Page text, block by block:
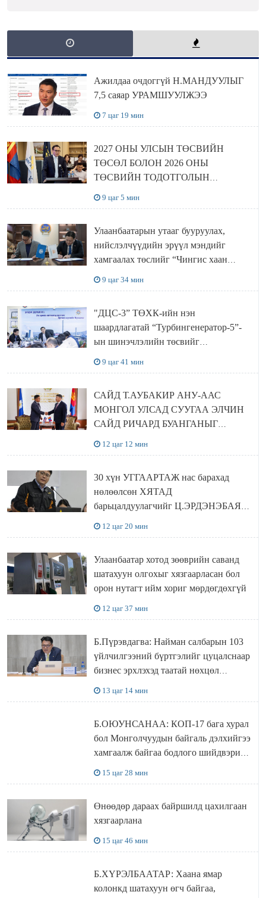
Ажилдаа очдоггүй Н.МАНДУУЛЫГ
7,5 саяар УРАМШУУЛЖЭЭ
7 цаг 19 мин
2027 ОНЫ УЛСЫН ТӨСВИЙН
ТӨСӨЛ БОЛОН 2026 ОНЫ
ТӨСВИЙН ТОДОТГОЛЫН
9 цаг 5 мин
Улаанбаатарын утааг бууруулах,
нийслэлчүүдийн эрүүл мэндийг
хамгаалах төслийг “Чингис хаан
9 цаг 34 мин
"ДЦС-3” ТӨХК-ийн нэн
шаардлагатай “Турбингенератор-5”-
ын шинэчлэлийн төсвийг
9 цаг 41 мин
САЙД Т.АУБАКИР АНУ-ААС
МОНГОЛ УЛСАД СУУГАА ЭЛЧИН
САЙД РИЧАРД БУАНГАНЫГ
12 цаг 12 мин
30 хүн УГГААРТАЖ нас барахад
нөлөөлсөн ХЯТАД
барьцалдуулагчийг Ц.ЭРДЭНЭБАЯР
12 цаг 20 мин
Улаанбаатар хотод зөөврийн саванд
шатахуун олгохыг хязгаарласан бол
орон нутагт ийм хориг мөрдөгдөхгүй
12 цаг 37 мин
Б.Пүрэвдагва: Найман салбарын 103
үйлчилгээний бүртгэлийг цуцалснаар
бизнес эрхлэхэд таатай нөхцөл
13 цаг 14 мин
Б.ОЮУНСАНАА: КОП-17 бага хурал
бол Монголчуудын байгаль дэлхийгээ
хамгаалж байгаа бодлого шийдвэрийг
15 цаг 28 мин
Өнөөдөр дараах байршилд цахилгаан
хязгаарлана
15 цаг 46 мин
Б.ХҮРЭЛБААТАР: Хаана ямар
колонкд шатахуун өгч байгаа,